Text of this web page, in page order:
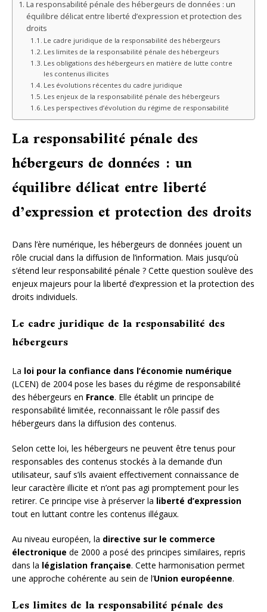
La responsabilité pénale des hébergeurs de données : un
équilibre délicat entre liberté d’expression et protection des
droits
Le cadre juridique de la responsabilité des hébergeurs
Les limites de la responsabilité pénale des hébergeurs
Les obligations des hébergeurs en matière de lutte contre
les contenus illicites
Les évolutions récentes du cadre juridique
Les enjeux de la responsabilité pénale des hébergeurs
Les perspectives d’évolution du régime de responsabilité
La responsabilité pénale des
hébergeurs de données : un
équilibre délicat entre liberté
d’expression et protection des droits
Dans l’ère numérique, les hébergeurs de données jouent un
rôle crucial dans la diffusion de l’information. Mais jusqu’où
s’étend leur responsabilité pénale ? Cette question soulève des
enjeux majeurs pour la liberté d’expression et la protection des
droits individuels.
Le cadre juridique de la responsabilité des
hébergeurs
La loi pour la confiance dans l’économie numérique
(LCEN) de 2004 pose les bases du régime de responsabilité
des hébergeurs en France. Elle établit un principe de
responsabilité limitée, reconnaissant le rôle passif des
hébergeurs dans la diffusion des contenus.
Selon cette loi, les hébergeurs ne peuvent être tenus pour
responsables des contenus stockés à la demande d’un
utilisateur, sauf s’ils avaient effectivement connaissance de
leur caractère illicite et n’ont pas agi promptement pour les
retirer. Ce principe vise à préserver la liberté d’expression
tout en luttant contre les contenus illégaux.
Au niveau européen, la directive sur le commerce
électronique de 2000 a posé des principes similaires, repris
dans la législation française. Cette harmonisation permet
une approche cohérente au sein de l’Union européenne.
Les limites de la responsabilité pénale des